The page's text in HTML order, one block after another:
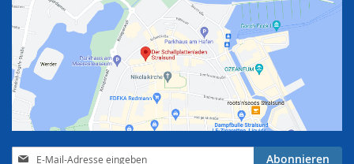
Anmeldung
Abonnieren